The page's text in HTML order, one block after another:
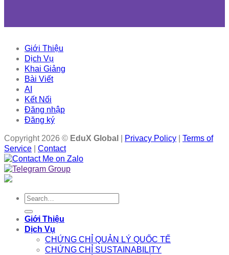
Giới Thiệu
Dịch Vụ
Khai Giảng
Bài Viết
AI
Kết Nối
Đăng nhập
Đăng ký
Copyright 2026 © EduX Global Privacy Policy
Terms of
Service
Contact
Search
Giới Thiệu
Dịch Vụ
CHỨNG CHỈ QUẢN LÝ QUỐC TẾ
CHỨNG CHỈ SUSTAINABILITY